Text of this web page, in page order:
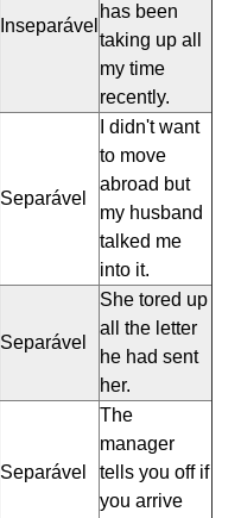
Inseparável
has been
taking up all
my time
recently.
Separável
I didn't want
to move
abroad but
my husband
talked me
into it.
Separável
She tored up
all the letter
he had sent
her.
Separável
The
manager
tells you off if
you arrive